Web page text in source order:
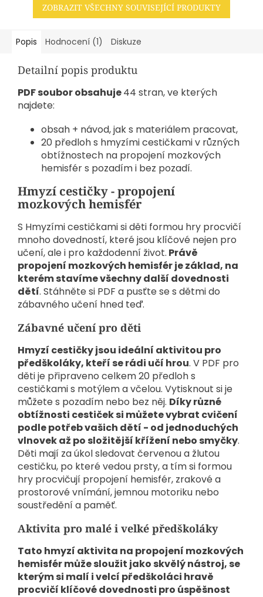
ZOBRAZIT VŠECHNY SOUVISEJÍCÍ PRODUKTY
Popis Hodnocení (1) Diskuze
Detailní popis produktu
PDF soubor obsahuje44 stran, ve kterých
najdete:
obsah + návod, jak s materiálem pracovat,
20 předloh s hmyzími cestičkami v různých
obtížnostech na propojení mozkových
hemisfér s pozadím i bez pozadí.
Hmyzí cestičky - propojení
mozkových hemisfér
S Hmyzími cestičkami si děti formou hry procvičí
mnoho dovedností, které jsou klíčové nejen pro
učení, ale i pro každodenní život. Právě
propojení mozkových hemisfér je základ, na
kterém stavíme všechny další dovednosti
dětí. Stáhněte si PDF a pusťte se s dětmi do
zábavného učení hned teď.
Zábavné učení pro děti
Hmyzí cestičky jsou ideální aktivitou pro
předškoláky, kteří se rádi učí hrou. V PDF pro
děti je připraveno celkem 20 předloh s
cestičkami s motýlem a včelou. Vytisknout si je
můžete s pozadím nebo bez něj. Díky různé
obtížnosti cestiček si můžete vybrat cvičení
podle potřeb vašich dětí - od jednoduchých
vlnovek až po složitější křížení nebo smyčky.
Děti mají za úkol sledovat červenou a žlutou
cestičku, po které vedou prsty, a tím si formou
hry procvičují propojení hemisfér, zrakové a
prostorové vnímání, jemnou motoriku nebo
soustředění a paměť.
Aktivita pro malé i velké předškoláky
Tato hmyzí aktivita na propojení mozkových
hemisfér může sloužit jako skvělý nástroj, se
kterým si malí i velcí předškoláci hravě
procvičí klíčové dovednosti pro úspěšnost